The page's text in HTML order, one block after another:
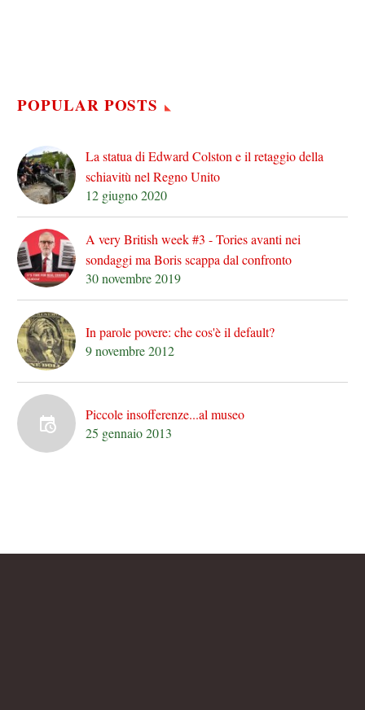
POPULAR POSTS
La statua di Edward Colston e il retaggio della
schiavitù nel Regno Unito
12 giugno 2020
A very British week #3 - Tories avanti nei
sondaggi ma Boris scappa dal confronto
30 novembre 2019
In parole povere: che cos'è il default?
9 novembre 2012
Piccole insofferenze...al museo
25 gennaio 2013